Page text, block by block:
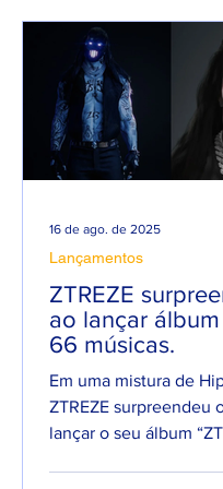
RAP
ZTREZE
ao lançar álbum
66 músicas.
Em uma mistura de
ZTREZE surpreendeu
lançar o seu álbum
Lançamentos
16 de ago. de 2025